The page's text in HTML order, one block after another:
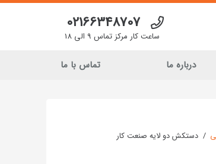
02166348707
ساعت کار مرکز تماس 9 الی 18
درباره ما تماس با ما
/ دستکش دو لایه صنعت کار